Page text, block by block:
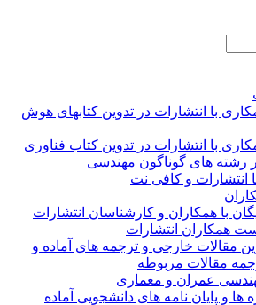
با انتشارات در تدوین کتابهای هوش
با انتشارات در تدوین کتاب فناوری
رشته های گوناگون مهندسی
انتشارات و کافی نت
با همکاران و کارشناسان انتشارات
همکاران انتشارات
مقالات خارجی و ترجمه های آماده و
مقالات مربوطه
عمران و معماری
ها و پایان نامه های دانشجویی آماده